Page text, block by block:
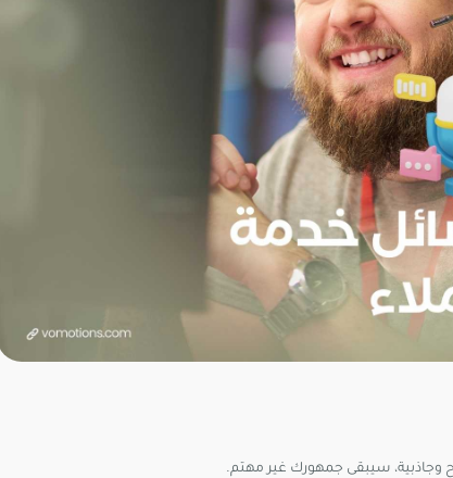
وجاذبية، سيبقى جمهورك غير مهتم.